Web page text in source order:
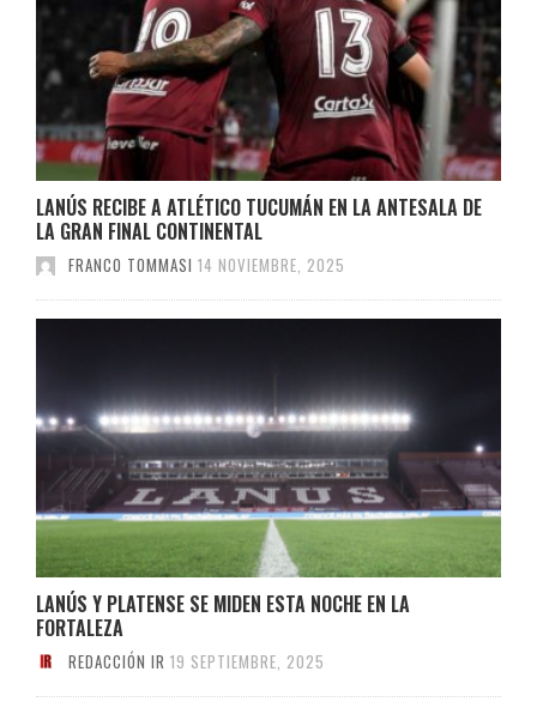
LANÚS RECIBE A ATLÉTICO TUCUMÁN EN LA ANTESALA DE
LA GRAN FINAL CONTINENTAL
FRANCO TOMMASI 14 NOVIEMBRE, 2025
LANÚS Y PLATENSE SE MIDEN ESTA NOCHE EN LA
FORTALEZA
REDACCIÓN IR 19 SEPTIEMBRE, 2025